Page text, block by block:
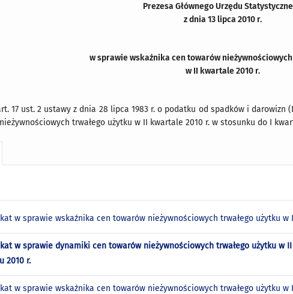
Prezesa Głównego Urzędu
z dnia 13 lipca 2010 r.
w sprawie wskaźnika cen towarów
w II kwartale 2010 r.
17 ust. 2 ustawy z dnia 28 lipca 1983 r. o podatku od spadków i darowizn
trwałego użytku w II kwartale 2010 r. w stosunku do I
w sprawie wskaźnika cen towarów nieżywnościowych trwałego użytku w
w sprawie dynamiki cen towarów nieżywnościowych trwałego użytku w
2010 r.
w sprawie wskaźnika cen towarów nieżywnościowych trwałego użytku w